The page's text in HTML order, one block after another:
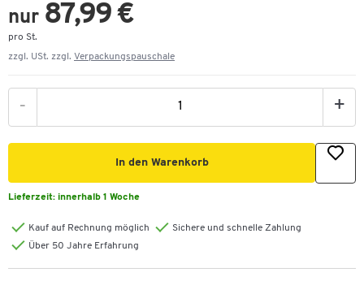
nur 87,99 €
pro St.
zzgl. USt. zzgl. Verpackungspauschale
- +
In den Warenkorb
Lieferzeit: innerhalb 1 Woche
Kauf auf Rechnung möglich
Sichere und schnelle Zahlung
Über 50 Jahre Erfahrung